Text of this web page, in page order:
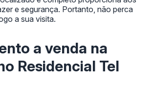
e segurança. Portanto, não perca
a sua visita.
a venda na
Residencial Tel